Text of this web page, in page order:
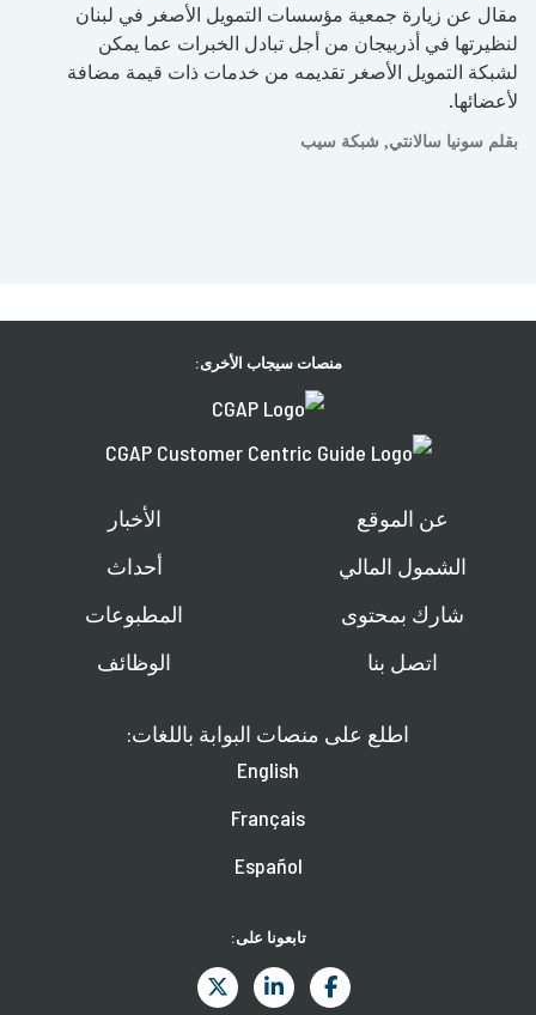
مقال عن زيارة جمعية مؤسسات التمويل الأصغر في لبنان
لنظيرتها في أذربيجان من أجل تبادل الخبرات عما يمكن
لشبكة التمويل الأصغر تقديمه من خدمات ذات قيمة مضافة
لأعضائها.
بقلم سونيا سالانتي, شبكة سيب
منصات سيجاب الأخرى:
عن الموقع
الشمول المالي
شارك بمحتوى
اتصل بنا
الأخبار
أحداث
المطبوعات
الوظائف
اطلع على منصات البوابة باللغات:
English
Français
Español
تابعونا على: